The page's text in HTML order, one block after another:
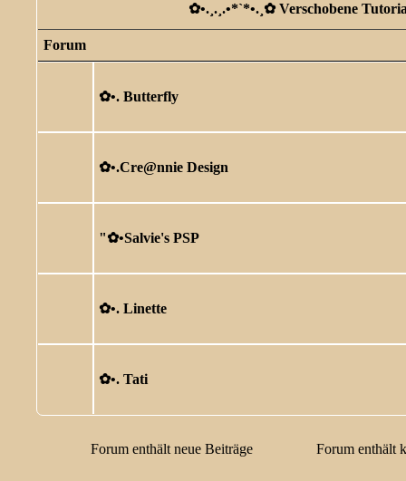
✿ •.¸.¸.•*`*•.¸✿ Verschobene
Forum
✿ •. Butterfly
✿ •.Cre@nnie Design
"✿ •Salvie's PSP
✿ •. Linette
✿ •. Tati
Forum enthält neue Beiträge Forum enthält